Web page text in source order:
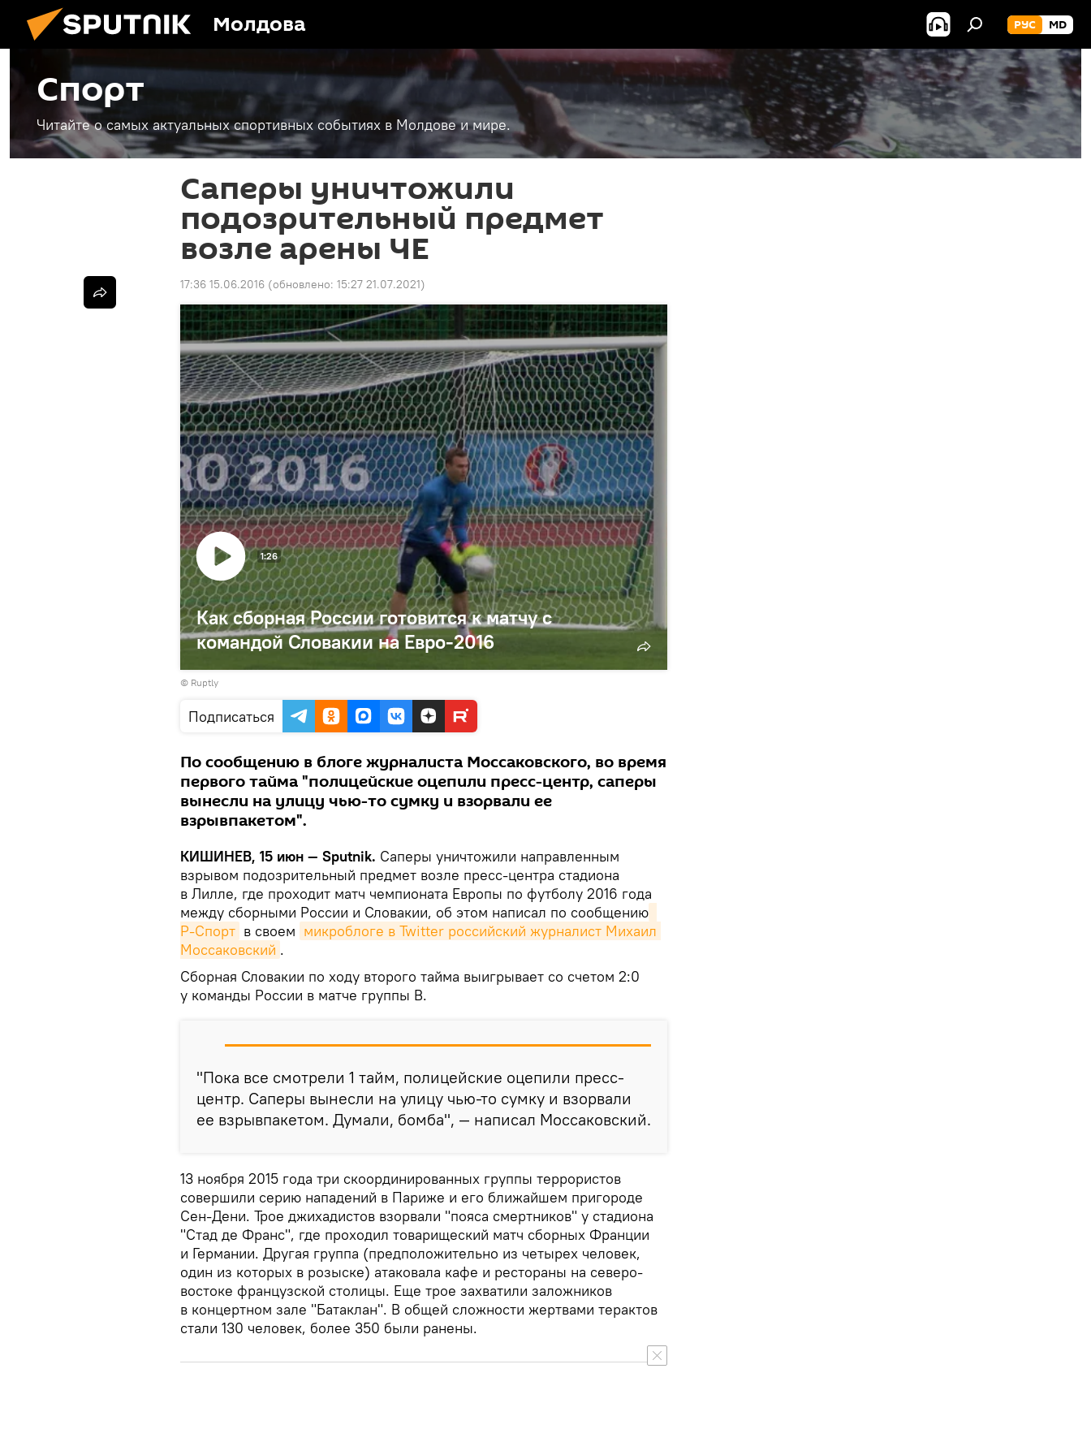
Молдова РУС MD
Спорт
Читайте о самых актуальных спортивных событиях в Молдове и мире.
Саперы уничтожили
подозрительный предмет
возле арены ЧЕ
17:36 15.06.2016 (обновлено: 15:27 21.07.2021)
Как сборная России готовится к матчу с
командой Словакии на Евро-2016
1:26
© Ruptly
Подписаться
По сообщению в блоге журналиста Моссаковского, во время
первого тайма "полицейские оцепили пресс-центр, саперы
вынесли на улицу чью-то сумку и взорвали ее
взрывпакетом".
КИШИНЕВ, 15 июн — Sputnik. Саперы уничтожили направленным
взрывом подозрительный предмет возле пресс-центра стадиона
в Лилле, где проходит матч чемпионата Европы по футболу 2016 года
между сборными России и Словакии, об этом написал по сообщению
Р-Спорт в своем микроблоге в Twitter российский журналист Михаил
Моссаковский .
Сборная Словакии по ходу второго тайма выигрывает со счетом 2:0
у команды России в матче группы B.
"Пока все смотрели 1 тайм, полицейские оцепили пресс-
центр. Саперы вынесли на улицу чью-то сумку и взорвали
ее взрывпакетом. Думали, бомба", — написал Моссаковский.
13 ноября 2015 года три скоординированных группы террористов
совершили серию нападений в Париже и его ближайшем пригороде
Сен-Дени. Трое джихадистов взорвали "пояса смертников" у стадиона
"Стад де Франс", где проходил товарищеский матч сборных Франции
и Германии. Другая группа (предположительно из четырех человек,
один из которых в розыске) атаковала кафе и рестораны на северо-
востоке французской столицы. Еще трое захватили заложников
в концертном зале "Батаклан". В общей сложности жертвами терактов
стали 130 человек, более 350 были ранены.